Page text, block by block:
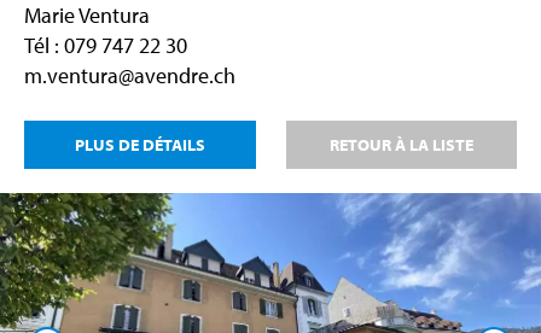
Marie Ventura
Tél : 079 747 22 30
m.ventura@avendre.ch
PLUS DE DÉTAILS RETOUR À LA LISTE